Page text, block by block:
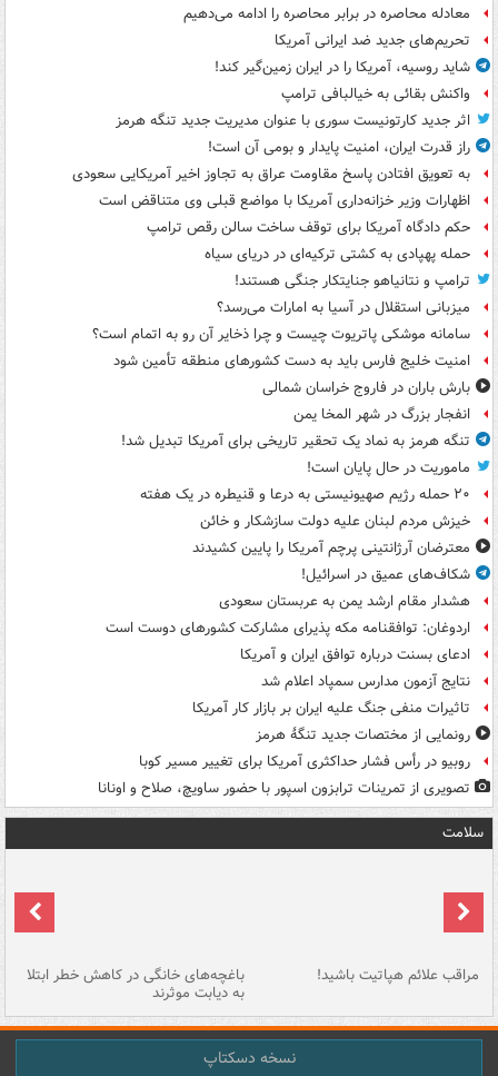
معادله محاصره در برابر محاصره را ادامه می‌دهیم
تحریم‌های جدید ضد ایرانی آمریکا
شاید روسیه، آمریکا را در ایران زمین‌گیر کند!
واکنش بقائی به خیالبافی ترامپ
اثر جدید کارتونیست سوری با عنوان مدیریت جدید تنگه هرمز
راز قدرت ایران، امنیت پایدار و بومی آن است!
به تعویق افتادن پاسخ مقاومت عراق به تجاوز اخیر آمریکایی سعودی
اظهارات وزیر خزانه‌داری آمریکا با مواضع قبلی وی متناقض است
حکم دادگاه آمریکا برای توقف ساخت سالن رقص ترامپ
حمله پهپادی به کشتی ترکیه‌ای در دریای سیاه
ترامپ و نتانیاهو جنایتکار جنگی هستند!
میزبانی استقلال در آسیا به امارات می‌رسد؟
سامانه موشکی پاتریوت چیست و چرا ذخایر آن رو به اتمام است؟
امنیت خلیج فارس باید به دست کشورهای منطقه تأمین شود
بارش باران در فاروج خراسان شمالی
انفجار بزرگ در شهر المخا یمن
تنگه هرمز به نماد یک تحقیر تاریخی برای آمریکا تبدیل شد!
ماموریت در حال پایان است!
۲۰ حمله رژیم صهیونیستی به درعا و قنیطره در یک هفته
خیزش مردم لبنان علیه دولت سازشکار و خائن
معترضان آرژانتینی پرچم آمریکا را پایین کشیدند
شکاف‌های عمیق در اسرائیل!
هشدار مقام ارشد یمن به عربستان سعودی
اردوغان: توافقنامه مکه پذیرای مشارکت کشورهای دوست است
ادعای بسنت درباره توافق ایران و آمریکا
نتایج آزمون مدارس سمپاد اعلام شد
تاثیرات منفی جنگ علیه ایران بر بازار کار آمریکا
رونمایی از مختصات جدید تنگۀ هرمز
روبیو در رأس فشار حداکثری آمریکا برای تغییر مسیر کوبا
تصویری از تمرینات ترابزون اسپور با حضور ساویچ، صلاح و اونانا
سلامت
مراقب علائم هپاتیت باشید! باغچه‌های خانگی در کاهش خطر ابتلا
به دیابت موثرند
نسخه دسکتاپ